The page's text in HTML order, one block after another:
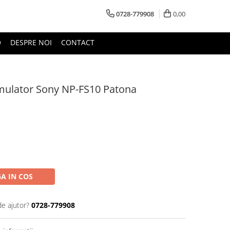
0728-779908 0,00
DESPRE NOI CONTACT
Sony NP-FS10 Patona
IN COS
ajutor? 0728-779908